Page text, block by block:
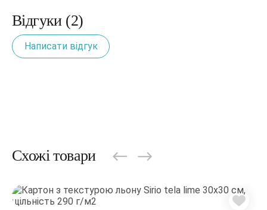
Відгуки (2)
Написати відгук
Схожі товари